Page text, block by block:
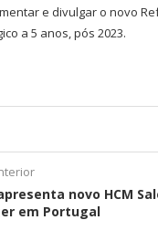
e divulgar o novo
a 5 anos, pós 2023.
novo HCM
em Portugal